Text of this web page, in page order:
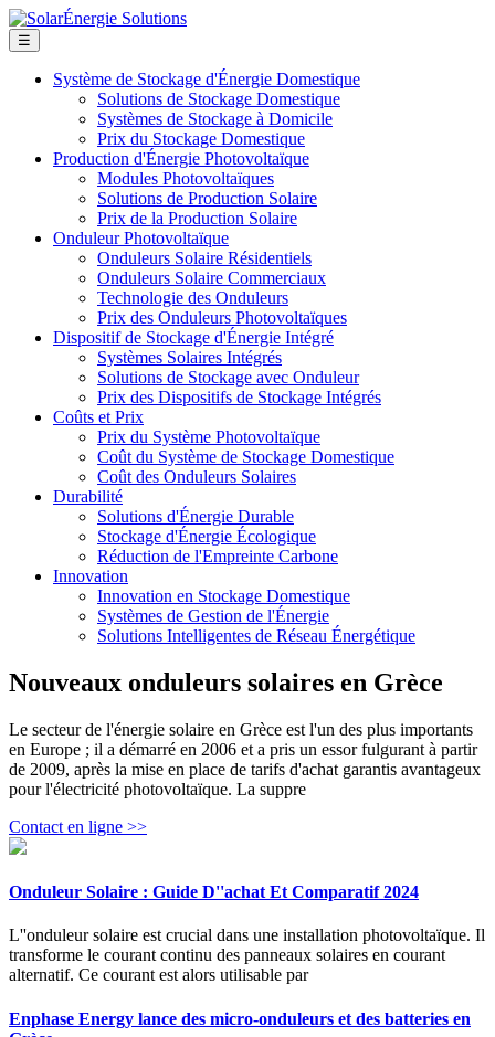
☰
Système de Stockage d'Énergie Domestique
Solutions de Stockage Domestique
Systèmes de Stockage à Domicile
Prix du Stockage Domestique
Production d'Énergie Photovoltaïque
Modules Photovoltaïques
Solutions de Production Solaire
Prix de la Production Solaire
Onduleur Photovoltaïque
Onduleurs Solaire Résidentiels
Onduleurs Solaire Commerciaux
Technologie des Onduleurs
Prix des Onduleurs Photovoltaïques
Dispositif de Stockage d'Énergie Intégré
Systèmes Solaires Intégrés
Solutions de Stockage avec Onduleur
Prix des Dispositifs de Stockage Intégrés
Coûts et Prix
Prix du Système Photovoltaïque
Coût du Système de Stockage Domestique
Coût des Onduleurs Solaires
Durabilité
Solutions d'Énergie Durable
Stockage d'Énergie Écologique
Réduction de l'Empreinte Carbone
Innovation
Innovation en Stockage Domestique
Systèmes de Gestion de l'Énergie
Solutions Intelligentes de Réseau Énergétique
Nouveaux onduleurs solaires en Grèce
Le secteur de l'énergie solaire en Grèce est l'un des plus importants
en Europe ; il a démarré en 2006 et a pris un essor fulgurant à partir
de 2009, après la mise en place de tarifs d'achat garantis avantageux
pour l'électricité photovoltaïque. La suppre
Contact en ligne >>
Onduleur Solaire : Guide D''achat Et Comparatif 2024
L''onduleur solaire est crucial dans une installation photovoltaïque. Il
transforme le courant continu des panneaux solaires en courant
alternatif. Ce courant est alors utilisable par
Enphase Energy lance des micro-onduleurs et des batteries en